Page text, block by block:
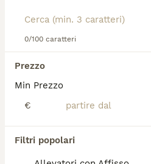
0/100 caratteri
Prezzo
Min Prezzo
€
Filtri popolari
Corgi Pembroke
Età